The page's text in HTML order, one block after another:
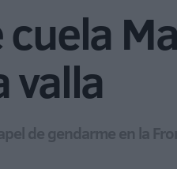
cuela
valla
de gendarme en la